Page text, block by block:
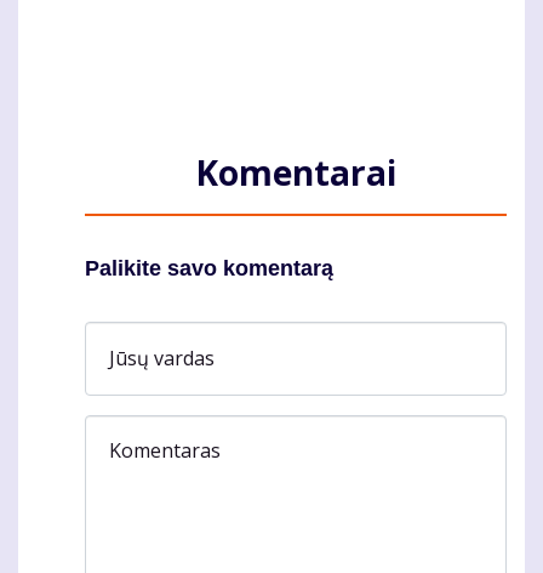
Komentarai
Palikite savo komentarą
Jūsų vardas
Komentaras